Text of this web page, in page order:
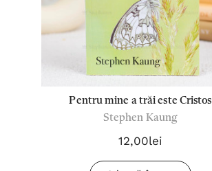
Pentru mine a trăi este Cristos
Stephen Kaung
12,00lei